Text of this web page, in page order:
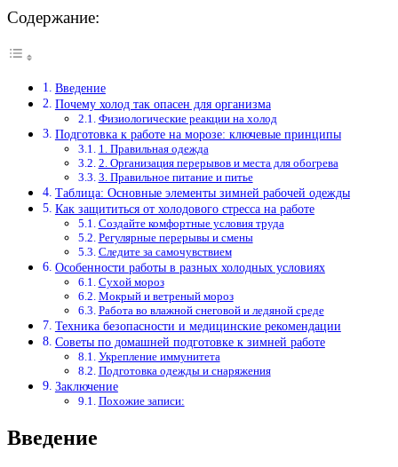
Содержание:
Введение
Почему холод так опасен для организма
Физиологические реакции на холод
Подготовка к работе на морозе: ключевые принципы
1. Правильная одежда
2. Организация перерывов и места для обогрева
3. Правильное питание и питье
Таблица: Основные элементы зимней рабочей одежды
Как защититься от холодового стресса на работе
Создайте комфортные условия труда
Регулярные перерывы и смены
Следите за самочувствием
Особенности работы в разных холодных условиях
Сухой мороз
Мокрый и ветреный мороз
Работа во влажной снеговой и ледяной среде
Техника безопасности и медицинские рекомендации
Советы по домашней подготовке к зимней работе
Укрепление иммунитета
Подготовка одежды и снаряжения
Заключение
Похожие записи:
Введение